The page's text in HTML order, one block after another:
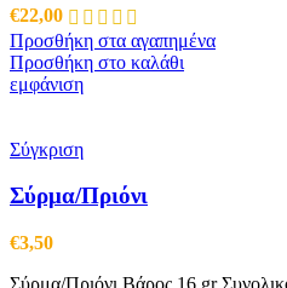
€22,00
Προσθήκη στα αγαπημένα
Προσθήκη στο καλάθι
εμφάνιση
Σύγκριση
Σύρμα/Πριόνι
€3,50
Σύρμα/Πριόνι Βάρος 16 gr